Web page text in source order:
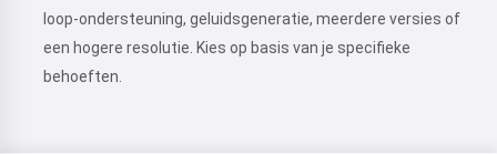
loop-ondersteuning, geluidsgeneratie, meerdere versies of
een hogere resolutie. Kies op basis van je specifieke
behoeften.